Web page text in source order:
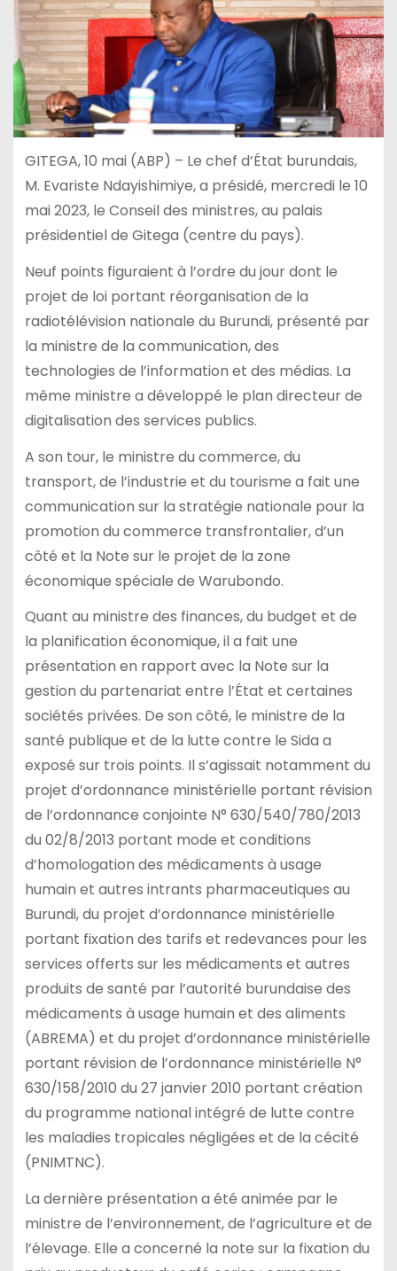
GITEGA, 10 mai (ABP) – Le chef d’État burundais,
M. Evariste Ndayishimiye, a présidé, mercredi le 10
mai 2023, le Conseil des ministres, au palais
présidentiel de Gitega (centre du pays).
Neuf points figuraient à l’ordre du jour dont le
projet de loi portant réorganisation de la
radiotélévision nationale du Burundi, présenté par
la ministre de la communication, des
technologies de l’information et des médias. La
même ministre a développé le plan directeur de
digitalisation des services publics.
A son tour, le ministre du commerce, du
transport, de l’industrie et du tourisme a fait une
communication sur la stratégie nationale pour la
promotion du commerce transfrontalier, d’un
côté et la Note sur le projet de la zone
économique spéciale de Warubondo.
Quant au ministre des finances, du budget et de
la planification économique, il a fait une
présentation en rapport avec la Note sur la
gestion du partenariat entre l’État et certaines
sociétés privées. De son côté, le ministre de la
santé publique et de la lutte contre le Sida a
exposé sur trois points. Il s’agissait notamment du
projet d’ordonnance ministérielle portant révision
de l’ordonnance conjointe N° 630/540/780/2013
du 02/8/2013 portant mode et conditions
d’homologation des médicaments à usage
humain et autres intrants pharmaceutiques au
Burundi, du projet d’ordonnance ministérielle
portant fixation des tarifs et redevances pour les
services offerts sur les médicaments et autres
produits de santé par l’autorité burundaise des
médicaments à usage humain et des aliments
(ABREMA) et du projet d’ordonnance ministérielle
portant révision de l’ordonnance ministérielle N°
630/158/2010 du 27 janvier 2010 portant création
du programme national intégré de lutte contre
les maladies tropicales négligées et de la cécité
(PNIMTNC).
La dernière présentation a été animée par le
ministre de l’environnement, de l’agriculture et de
l’élevage. Elle a concerné la note sur la fixation du